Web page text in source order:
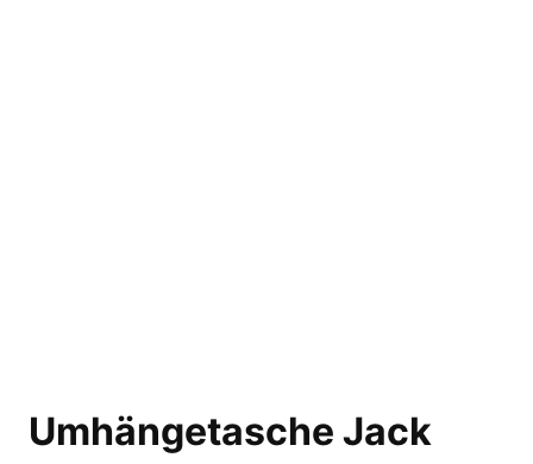
Umhängetasche Jack